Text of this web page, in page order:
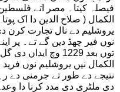
فیصلہ کیتا۔ مصر اتے
الکمال ( صلاح الدین دا اک
یروشلیم دے نال تجارت
نوں فیر چھڈ دین گے تے۔ پر
توں بعد 1229 وچ
الکمال نیں یروشلیم نوں
نتیجے دے طور تے جرمنی دے
دی ملٹری دی مدد کرنا دا